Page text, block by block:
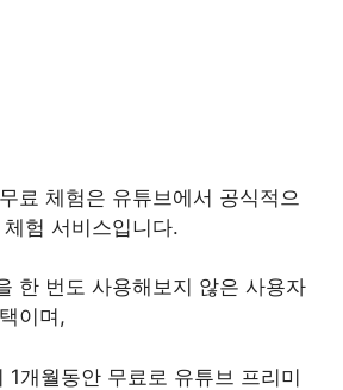
료 체험은 유튜브에서 공식적으
험 서비스입니다.
한 번도 사용해보지 않은 사용자
이며,
1개월동안 무료로 유튜브 프리미